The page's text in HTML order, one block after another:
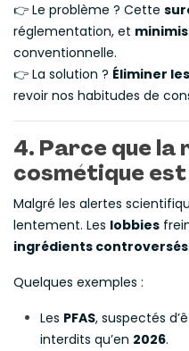
👉 Le problème ? Cette
réglementation, et
conventionnelle.
👉 La solution ? Éliminer
revoir nos habitudes de
4. Parce que la
cosmétique
Malgré les alertes
lentement. Les lobbies
ingrédients controversés.
Quelques exemples :
Les PFAS, suspectés
interdits qu’en 2026.